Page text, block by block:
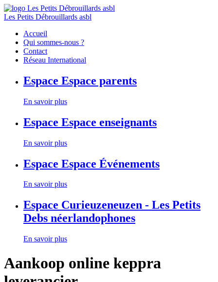
Les Petits Débrouillards asbl
Accueil
Qui sommes-nous ?
Contact
Réseau International
Espace Espace parents
En savoir plus
Espace Espace enseignants
En savoir plus
Espace Espace Événements
En savoir plus
Espace Curieuzeneuzen - Les Petits
Debs néerlandophones
En savoir plus
Aankoop online keppra